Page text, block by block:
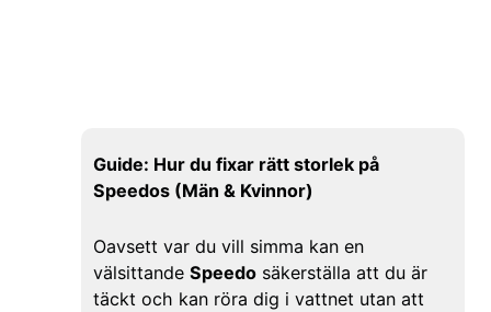
Guide: Hur du fixar rätt storlek på
Speedos (Män & Kvinnor)
Oavsett var du vill simma kan en
välsittande Speedosäkerställa att du är
täckt och kan röra dig i vattnet utan att